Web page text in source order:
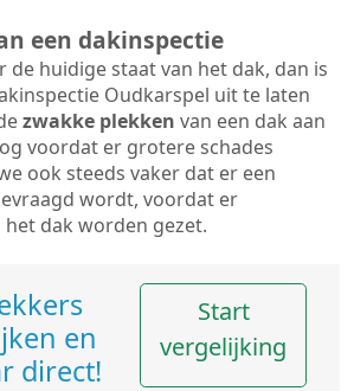
een dakinspectie
de huidige staat van het dak, dan is
Oudkarspel uit te laten
zwakke plekken van een dak aan
voordat er grotere schades
ook steeds vaker dat er een
wordt, voordat er
het dak worden gezet.
en
direct!
Start
vergelijking